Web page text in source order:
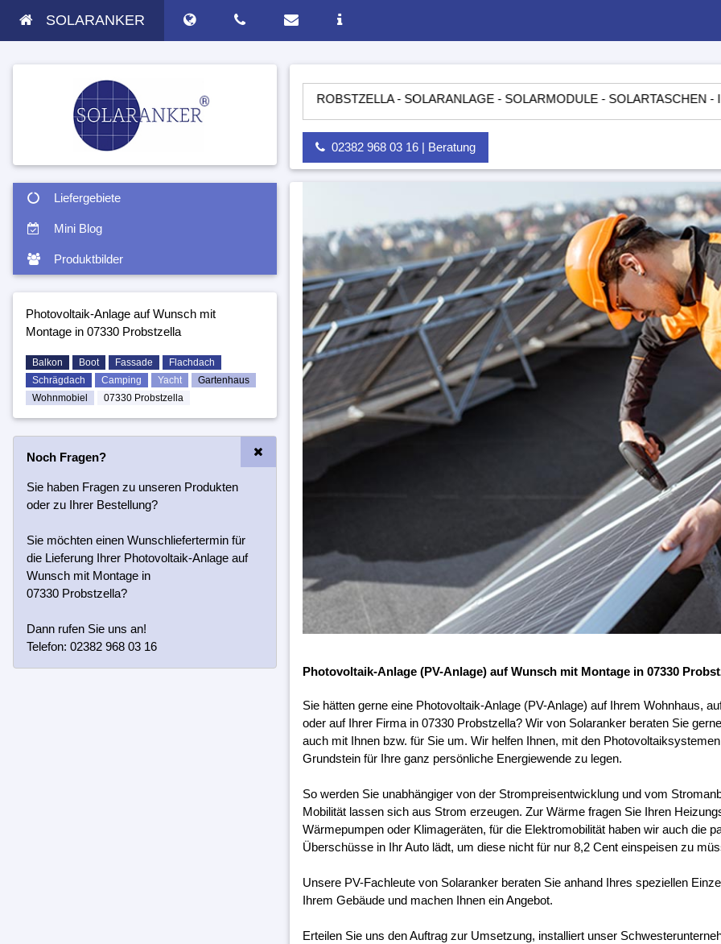
SOLARANKER
Liefergebiete
Mini Blog
Produktbilder
Photovoltaik-Anlage auf Wunsch mit
Montage in 07330 Probstzella
Balkon Boot Fassade
Flachdach
Schrägdach
Camping Yacht
Gartenhaus
Wohnmobiel
07330 Probstzella
Noch Fragen?
Sie haben Fragen zu unseren Produkten
oder zu Ihrer Bestellung?
Sie möchten einen Wunschliefertermin für
die Lieferung Ihrer Photovoltaik-Anlage auf
Wunsch mit Montage in
07330 Probstzella?
Dann rufen Sie uns an!
Telefon: 02382 968 03 16
AUF WUNSCH MIT MONTAGE IN 07330 PROBSTZELLA - SOLARANLAGE - SOLARMODULE - SOLARTASCHEN -
02382 968 03 16 | Beratung
Photovoltaik-Anlage (PV-Anlage) auf Wunsch mit Montage in 07330
Sie hätten gerne eine Photovoltaik-Anlage (PV-Anlage) auf Ihrem Wohnhaus,
oder auf Ihrer Firma in 07330 Probstzella? Wir von Solaranker beraten Sie
auch mit Ihnen bzw. für Sie um. Wir helfen Ihnen, mit den
Grundstein für Ihre ganz persönliche Energiewende zu legen.
So werden Sie unabhängiger von der Strompreisentwicklung und vom
Mobilität lassen sich aus Strom erzeugen. Zur Wärme fragen Sie Ihren
Wärmepumpen oder Klimageräten, für die Elektromobilität haben wir auch die
Überschüsse in Ihr Auto lädt, um diese nicht für nur 8,2 Cent einspeisen zu
Unsere PV-Fachleute von Solaranker beraten Sie anhand Ihres speziellen
Ihrem Gebäude und machen Ihnen ein Angebot.
Erteilen Sie uns den Auftrag zur Umsetzung, installiert unser